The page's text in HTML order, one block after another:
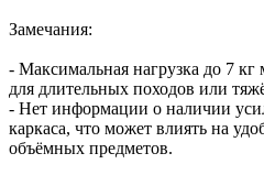
Замечания:
- Максимальная нагрузка до 7
для длительных походов или
- Нет информации о наличии
каркаса, что может влиять на
объёмных предметов.